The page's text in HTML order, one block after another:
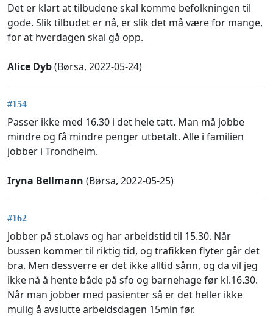
Det er klart at tilbudene skal komme befolkningen til
gode. Slik tilbudet er nå, er slik det må være for mange,
for at hverdagen skal gå opp.
Alice Dyb(Børsa, 2022-05-24)
#154
Passer ikke med 16.30 i det hele tatt. Man må jobbe
mindre og få mindre penger utbetalt. Alle i familien
jobber i Trondheim.
Iryna Bellmann (Børsa, 2022-05-25)
#162
Jobber på st.olavs og har arbeidstid til 15.30. Når
bussen kommer til riktig tid, og trafikken flyter går det
bra. Men dessverre er det ikke alltid sånn, og da vil jeg
ikke nå å hente både på sfo og barnehage før kl.16.30.
Når man jobber med pasienter så er det heller ikke
mulig å avslutte arbeidsdagen 15min før.